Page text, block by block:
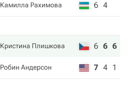
Камилла Рахимова 6 4
Кристина Плишкова 6 6 6
Робин Андерсон 7 4 1